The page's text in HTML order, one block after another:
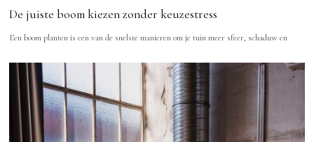
De juiste boom kiezen zonder keuzestress
Een boom planten is een van de snelste manieren om je tuin meer sfeer, schaduw en